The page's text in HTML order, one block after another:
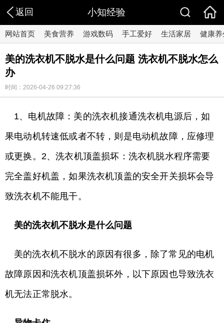
返回 小知经验
网站首页 美食营养 游戏数码 手工爱好 生活家居 健康养
美的洗衣机不脱水是什么问题 洗衣机不脱水怎么
办
时间：2026-04-26 09:27:36
1、电机故障：美的洗衣机接通洗衣机电源后，如
果电动机转速低或者不转，则是电动机故障，应修理
或更换。2、洗衣机顶盖损坏：洗衣机脱水程序需要
完全盖好机盖，如果洗衣机顶盖的安全开关损坏会导
致洗衣机不能甩干。
美的洗衣机不脱水是什么问题
美的洗衣机不脱水的原因有很多，除了常见的电机
故障原因和洗衣机顶盖损坏外，以下原因也导致洗衣
机无法正常脱水。